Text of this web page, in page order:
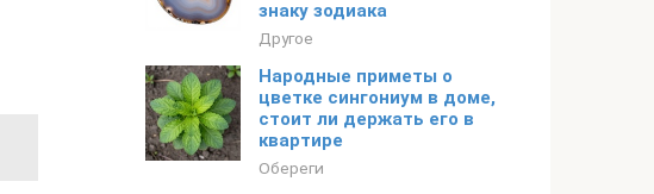
знаку зодиака
Другое
Народные приметы о
цветке сингониум в доме,
стоит ли держать его в
квартире
Обереги